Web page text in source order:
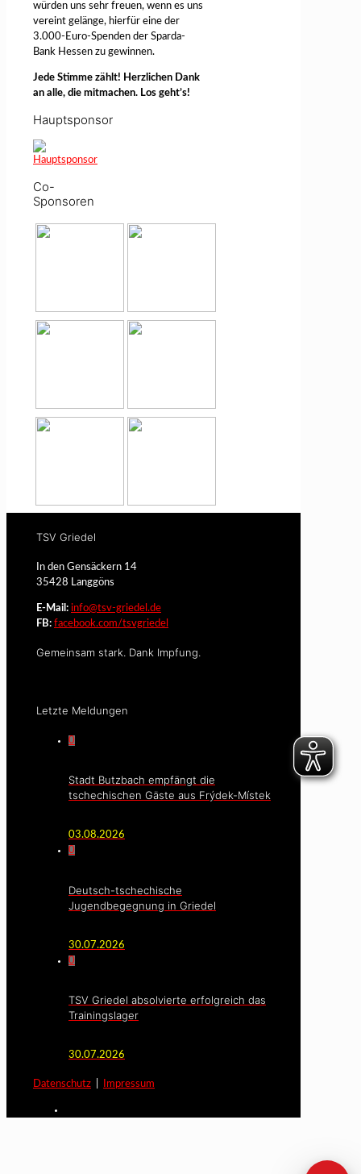
würden uns sehr freuen, wenn es uns
vereint gelänge, hierfür eine der
3.000-Euro-Spenden der Sparda-
Bank Hessen zu gewinnen.
Jede Stimme zählt! Herzlichen Dank
an alle, die mitmachen. Los geht’s!
Hauptsponsor
Co-
Sponsoren
TSV Griedel
In den Gensäckern 14
35428 Langgöns
E-Mail: info@tsv-griedel.de
FB: facebook.com/tsvgriedel
Gemeinsam stark. Dank Impfung.
Letzte Meldungen
0
Stadt Butzbach empfängt die
tschechischen Gäste aus Frýdek-Místek
03.08.2026
0
Deutsch-tschechische
Jugendbegegnung in Griedel
30.07.2026
0
TSV Griedel absolvierte erfolgreich das
Trainingslager
30.07.2026
Datenschutz Impressum